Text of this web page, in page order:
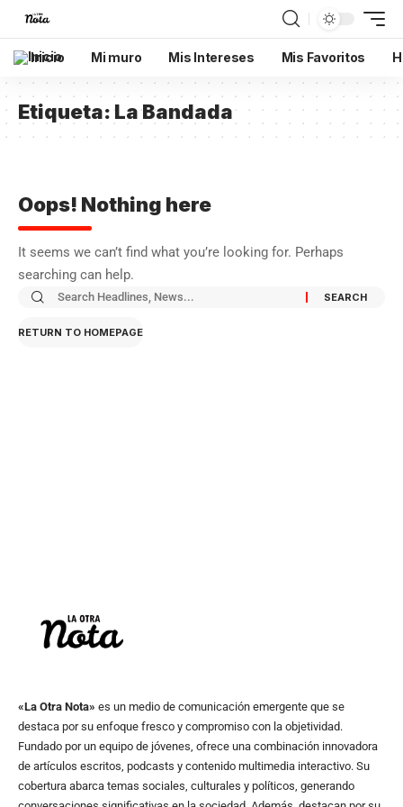
Inicio Mi muro Mis Intereses Mis Favoritos
Etiqueta:La Bandada
Oops! Nothing here
It seems we can’t find what you’re looking for. Perhaps
searching can help.
RETURN TO HOMEPAGE
«La Otra Nota» es un medio de comunicación emergente que se
destaca por su enfoque fresco y compromiso con la objetividad.
Fundado por un equipo de jóvenes, ofrece una combinación innovadora
de artículos escritos, podcasts y contenido multimedia interactivo. Su
cobertura abarca temas sociales, culturales y políticos, generando